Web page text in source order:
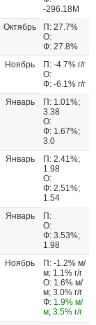
-296.18M
Октябрь
П: 27.7%
О:
Ф: 27.8%
Ноябрь
П: -4.7% г/г
О:
Ф: -6.1% г/г
Январь
П: 1.01%;
3.38
О:
Ф: 1.67%;
3.0
Январь
П: 2.41%;
1.98
О:
Ф: 2.51%;
1.54
Январь
П:
О:
Ф: 3.53%;
1.98
Ноябрь
П: -1.2% м/
м; 1.1% г/г
О: 1.6% м/
м; 3.0% г/г
Ф: 1.9% м/
м; 3.5% г/г